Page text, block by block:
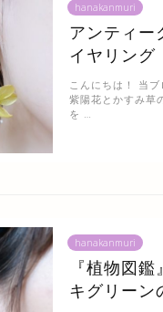
hanakanmuri
アンティー
イヤリング
こんにちは！ 当
紫陽花とかすみ草
を …
hanakanmuri
『植物図
キグリーン